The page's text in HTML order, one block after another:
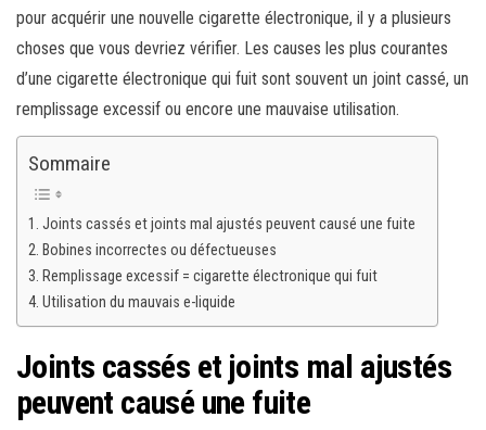
pour acquérir une nouvelle cigarette électronique, il y a plusieurs
choses que vous devriez vérifier. Les causes les plus courantes
d’une cigarette électronique qui fuit sont souvent un joint cassé, un
remplissage excessif ou encore une mauvaise utilisation.
Sommaire
Joints cassés et joints mal ajustés peuvent causé une fuite
Bobines incorrectes ou défectueuses
Remplissage excessif = cigarette électronique qui fuit
Utilisation du mauvais e-liquide
Joints cassés et joints mal ajustés
peuvent causé une fuite